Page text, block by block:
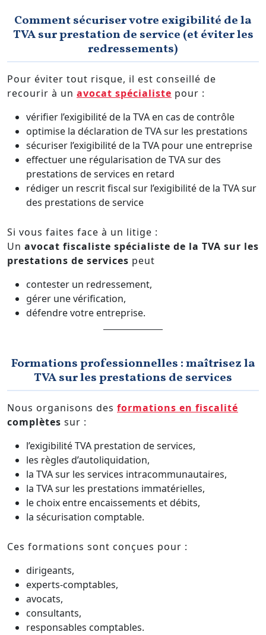
Comment sécuriser votre exigibilité de la
TVA sur prestation de service (et éviter les
redressements)
Pour éviter tout risque, il est conseillé de
recourir à un avocat spécialiste pour :
vérifier l’exigibilité de la TVA en cas de contrôle
optimise la déclaration de TVA sur les prestations
sécuriser l’exigibilité de la TVA pour une entreprise
effectuer une régularisation de TVA sur des
prestations de services en retard
rédiger un rescrit fiscal sur l’exigibilité de la TVA sur
des prestations de service
Si vous faites face à un litige :
Un avocat fiscaliste spécialiste de la TVA sur les
prestations de services peut
contester un redressement,
gérer une vérification,
défendre votre entreprise.
Formations professionnelles : maîtrisez la
TVA sur les prestations de services
Nous organisons des formations en fiscalité
complètes sur :
l’exigibilité TVA prestation de services,
les règles d’autoliquidation,
la TVA sur les services intracommunautaires,
la TVA sur les prestations immatérielles,
le choix entre encaissements et débits,
la sécurisation comptable.
Ces formations sont conçues pour :
dirigeants,
experts-comptables,
avocats,
consultants,
responsables comptables.